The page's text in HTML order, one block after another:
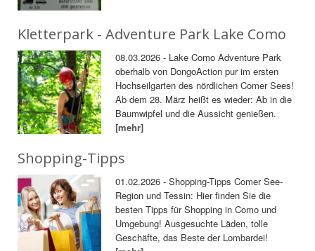
Kletterpark - Adventure Park Lake Como
08.03.2026 - Lake Como Adventure Park
oberhalb von DongoAction pur im ersten
Hochseilgarten des nördlichen Comer Sees!
Ab dem 28. März heißt es wieder: Ab in die
Baumwipfel und die Aussicht genießen.
[mehr]
Shopping-Tipps
01.02.2026 - Shopping-Tipps Comer See-
Region und Tessin: Hier finden Sie die
besten Tipps für Shopping in Como und
Umgebung! Ausgesuchte Läden, tolle
Geschäfte, das Beste der Lombardei!